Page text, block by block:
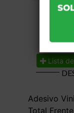
Lista
Adesivo
Total